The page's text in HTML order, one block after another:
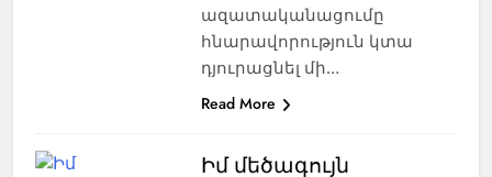
ազատականացումը
հնարավորություն կտա
դյուրացնել մի…
Read More
Իմ մեծագույն